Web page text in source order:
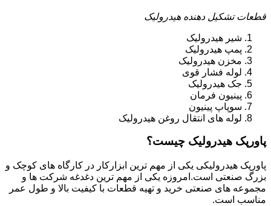
قطعات تشکیل دهنده هیدرولیک
شیر هیدرولیک
پمپ هیدرولیک
مخزن هیدرولیک
لوله فشار قوی
جک هیدرولیک
پینیون فرمان
سوپاپ پینیون
لوله های انتقال روغن هیدرولیک
پاورپک هیدرولیک چیست؟
پاورپک هیدرولیکی یکی از مهم ترین ابزارکار در کارگاه های کوچک و
بزرگ صنعتی است.امروزه یکی از مهم ترین دغدغه شرکت ها و
مجموعه های صنعتی خرید و تهیه قطعات با کیفیت بالا و طول عمر
مناسب است.